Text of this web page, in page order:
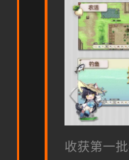
收获第一